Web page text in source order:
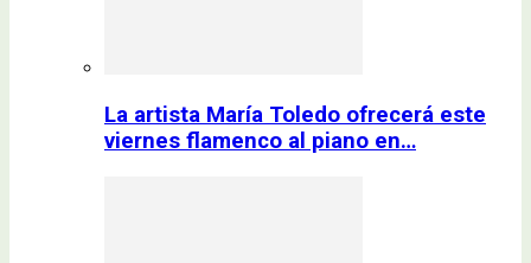
La artista María Toledo ofrecerá este
viernes flamenco al piano en…